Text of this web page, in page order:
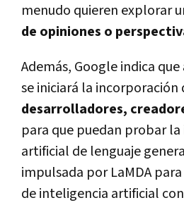
menudo quieren explorar
de opiniones o
Además, Google indica
se iniciará la incorporación
desarrolladores,
para que puedan probar
artificial de lenguaje
impulsada por LaMDA
de inteligencia artificial